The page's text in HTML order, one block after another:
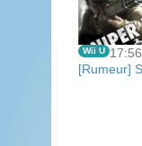
Wii U 17:56
[Rumeur]